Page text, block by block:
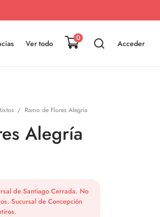
Ver todo
0
Acceder
/ Ramo de Flores Alegría
Alegría
de Santiago Cerrada. No
Sucursal de Concepción